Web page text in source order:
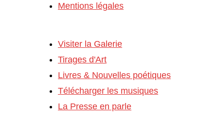
Mentions légales
Visiter la Galerie
Tirages d'Art
Livres & Nouvelles poétiques
Télécharger les musiques
La Presse en parle